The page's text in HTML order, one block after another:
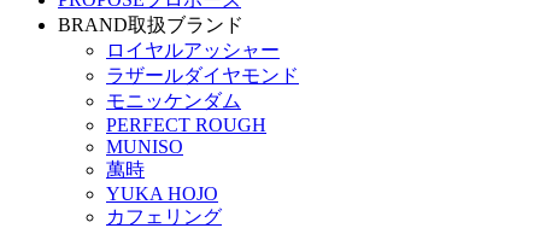
BRAND取扱ブランド
ロイヤルアッシャー
ラザールダイヤモンド
モニッケンダム
PERFECT ROUGH
MUNISO
萬時
YUKA HOJO
カフェリング